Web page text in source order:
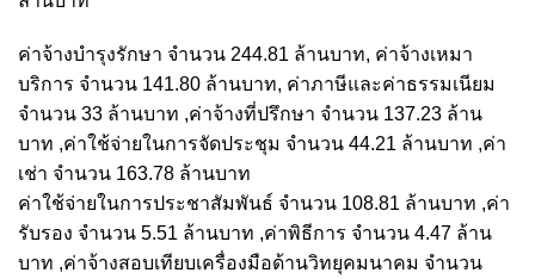
ค่าจ้างบำรุงรักษา จำนวน 244.81 ล้านบาท, ค่าจ้างเหมา
บริการ จำนวน 141.80 ล้านบาท, ค่าภาษีและค่าธรรมเนียม
จำนวน 33 ล้านบาท ,ค่าจ้างที่ปรึกษา จำนวน 137.23 ล้าน
บาท ,ค่าใช้จ่ายในการจัดประชุม จำนวน 44.21 ล้านบาท ,ค่า
เช่า จำนวน 163.78 ล้านบาท
ค่าใช้จ่ายในการประชาสัมพันธ์ จำนวน 108.81 ล้านบาท ,ค่า
รับรอง จำนวน 5.51 ล้านบาท ,ค่าพิธีการ จำนวน 4.47 ล้าน
บาท ,ค่าจ้างสอบเทียบเครื่องมือด้านวิทยุคมนาคม จำนวน